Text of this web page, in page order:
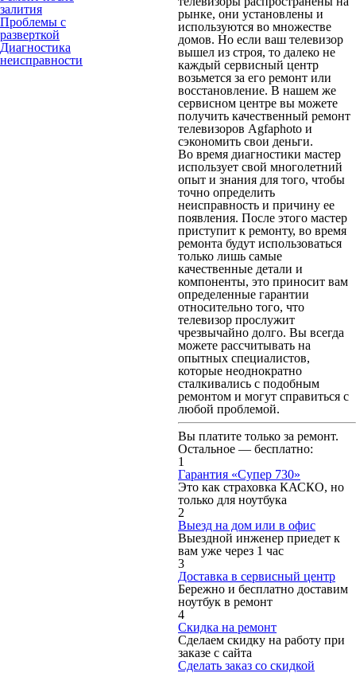
залития
Проблемы с
разверткой
Диагностика
неисправности
рынке, они установлены и
используются во множестве
домов. Но если ваш телевизор
вышел из строя, то далеко не
каждый сервисный центр
возьмется за его ремонт или
восстановление. В нашем же
сервисном центре вы можете
получить качественный ремонт
телевизоров Agfaphoto и
сэкономить свои деньги.
Во время диагностики мастер
использует свой многолетний
опыт и знания для того, чтобы
точно определить
неисправность и причину ее
появления. После этого мастер
приступит к ремонту, во время
ремонта будут использоваться
только лишь самые
качественные детали и
компоненты, это приносит вам
определенные гарантии
относительно того, что
телевизор прослужит
чрезвычайно долго. Вы всегда
можете рассчитывать на
опытных специалистов,
которые неоднократно
сталкивались с подобным
ремонтом и могут справиться с
любой проблемой.
Вы платите только за ремонт.
Остальное — бесплатно:
1
Гарантия «Супер 730»
Это как страховка КАСКО, но
только для ноутбука
2
Выезд на дом или в офис
Выездной инженер приедет к
вам уже через 1 час
3
Доставка в сервисный центр
Бережно и бесплатно доставим
ноутбук в ремонт
4
Скидка на ремонт
Сделаем скидку на работу при
заказе с сайта
Сделать заказ со скидкой